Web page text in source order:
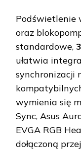
Podświetlenie
oraz
standardowe,
ułatwia
synchronizacji
wymienia się
Sync, Asus
EVGA RGB
dołączoną